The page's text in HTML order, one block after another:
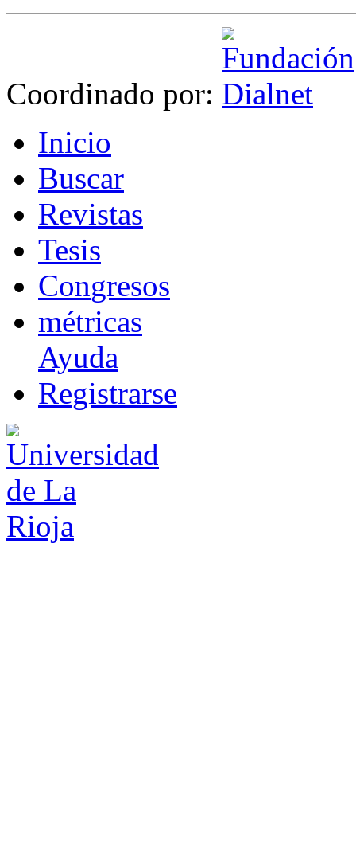
Coordinado por:
Inicio
Buscar
Revistas
Tesis
Congresos
métricas
Ayuda
Registrarse